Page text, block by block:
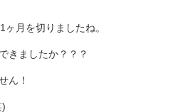
月を切りましたね。
きましたか？？？
ん！
)